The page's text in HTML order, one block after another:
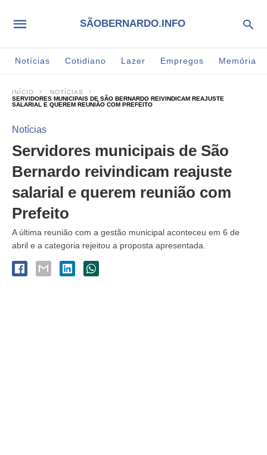
SÃOBERNARDO.INFO
Notícias Cotidiano Lazer Empregos Memória
INÍCIO
NOTÍCIAS
SERVIDORES MUNICIPAIS DE SÃO BERNARDO REIVINDICAM REAJUSTE
SALARIAL E QUEREM REUNIÃO COM PREFEITO
Notícias
Servidores municipais de São
Bernardo reivindicam reajuste
salarial e querem reunião com
Prefeito
A última reunião com a gestão municipal aconteceu em 6 de
abril e a categoria rejeitou a proposta apresentada.